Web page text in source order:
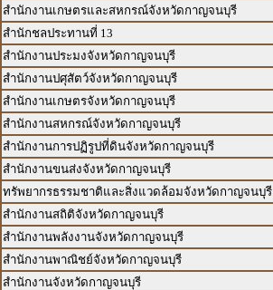
สำนักงานเกษตรและสหกรณ์จังหวัดกาญจนบุรี
สำนักชลประทานที่ 13
สำนักงานประมงจังหวัดกาญจนบุรี
สำนักงานปศุสัตว์จังหวัดกาญจนบุรี
สำนักงานเกษตรจังหวัดกาญจนบุรี
สำนักงานสหกรณ์จังหวัดกาญจนบุรี
สำนักงานการปฏิรูปที่ดินจังหวัดกาญจนบุรี
สำนักงานขนส่งจังหวัดกาญจนบุรี
ทรัพยากรธรรมชาติและสิ่งแวดล้อมจังหวัดกาญจนบุรี
สำนักงานสถิติจังหวัดกาญจนบุรี
สำนักงานพลังงานจังหวัดกาญจนบุรี
สำนักงานพาณิชย์จังหวัดกาญจนบุรี
สำนักงานจังหวัดกาญจนบุรี